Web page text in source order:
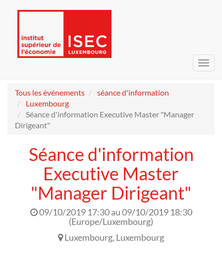
Tous les événements
séance d'information
Luxembourg
Séance d'information Executive Master "Manager
Dirigeant"
Séance d'information
Executive Master
"Manager Dirigeant"
09/10/2019 17:30au09/10/2019 18:30
(Europe/Luxembourg)
Luxembourg, Luxembourg